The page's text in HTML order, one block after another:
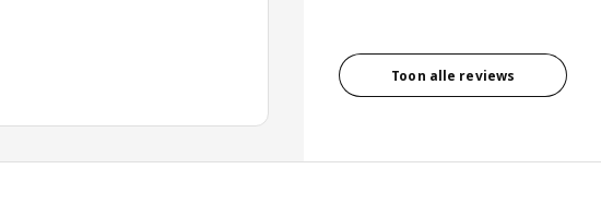
Toon alle reviews